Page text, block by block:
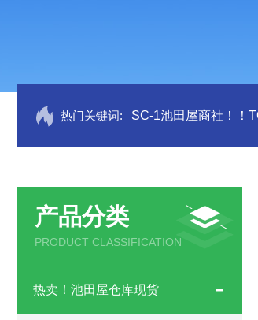
热门关键词: SC-1池田屋商社！！
产品分类
PRODUCT CLASSIFICATION
热卖！池田屋仓库现货